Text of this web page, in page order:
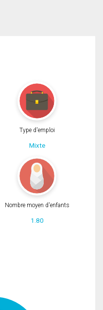
Type d'emploi
Mixte
Nombre moyen d'enfants
1.80